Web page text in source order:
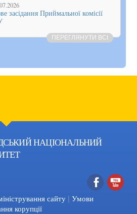
засідання Приймальної комісії
ПЕРЕГЛЯНУТИ ВСІ
НАЦІОНАЛЬНИЙ
Facebook
сайту | Умови
корупції